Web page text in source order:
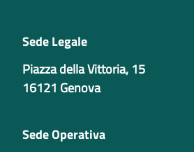
Sede Legale
Piazza della Vittoria, 15
16121 Genova
Sede Operativa